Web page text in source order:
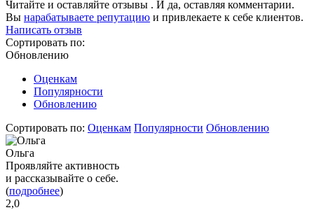
Читайте и оставляйте отзывы . И да, оставляя комментарии.
Вы нарабатываете репутацию и привлекаете к себе клиентов.
Написать отзыв
Сортировать по:
Обновлению
Оценкам
Популярности
Обновлению
Сортировать по: Оценкам Популярности Обновлению
Ольга
Проявляйте активность
и рассказывайте о себе.
(подробнее)
2,0